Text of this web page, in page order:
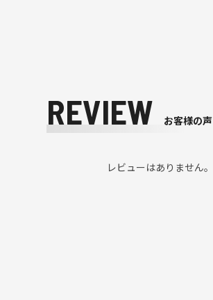
REVIEW お客様の声
レビューはありません。